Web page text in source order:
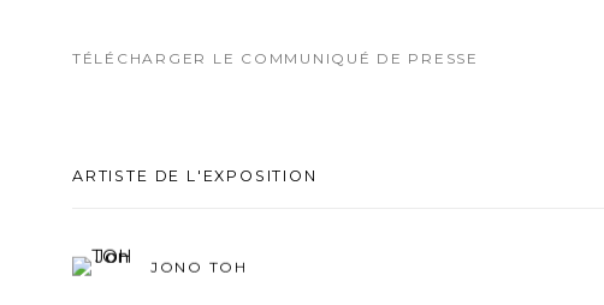
TÉLÉCHARGER LE COMMUNIQUÉ DE PRESSE
ARTISTE DE L'EXPOSITION
JONO TOH